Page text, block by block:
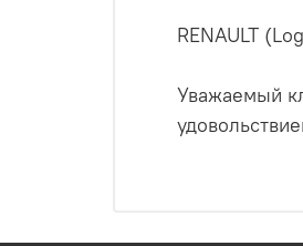
RENAULT
Уважаемый